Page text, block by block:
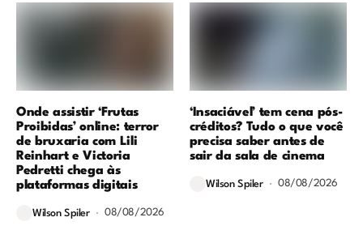
Onde assistir ‘Frutas
Proibidas’ online: terror
de bruxaria com Lili
Reinhart e Victoria
Pedretti chega às
plataformas digitais
Wilson Spiler 08/08/2026
‘Insaciável’ tem cena pós-
créditos? Tudo o que você
precisa saber antes de
sair da sala de cinema
Wilson Spiler 08/08/2026